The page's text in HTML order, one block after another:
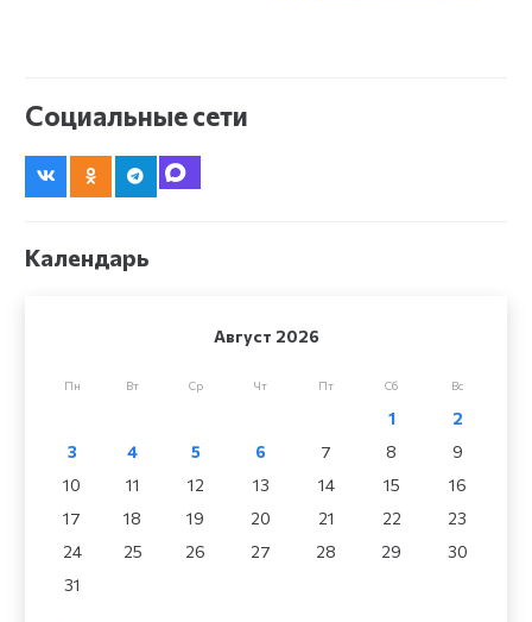
Социальные сети
Календарь
Август 2026
Пн Вт Ср Чт Пт Сб Вс
1
2
3
4 5 6 7 8
9
10
11 12 13 14 15
16
17
18 19 20 21 22
23
24
25 26 27 28 29
30
31